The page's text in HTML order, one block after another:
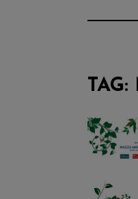
TAG: